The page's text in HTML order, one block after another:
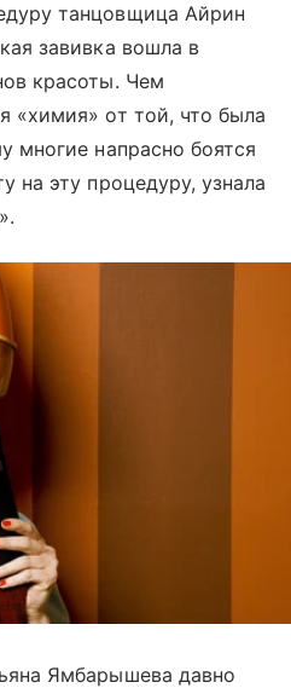
танцовщица Айрин
завивка вошла в
красоты. Чем
«химия» от той, что была
многие напрасно боятся
на эту процедуру, узнала
Ямбарышева давно